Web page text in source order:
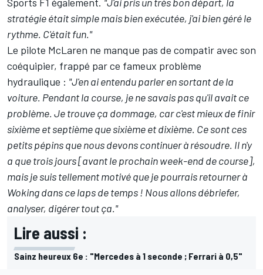
stratégie était simple mais bien exécutée, j'ai bien géré le
rythme. C'était fun."
Le pilote McLaren ne manque pas de compatir avec son
coéquipier, frappé par ce fameux problème
hydraulique : "J'en ai entendu parler en sortant de la
voiture. Pendant la course, je ne savais pas qu'il avait ce
problème. Je trouve ça dommage, car c'est mieux de finir
sixième et septième que sixième et dixième. Ce sont ces
petits pépins que nous devons continuer à résoudre. Il n'y
a que trois jours [avant le prochain week-end de course],
mais je suis tellement motivé que je pourrais retourner à
Woking dans ce laps de temps ! Nous allons débriefer,
analyser, digérer tout ça."
Lire aussi :
Sainz heureux 6e : "Mercedes à 1 seconde ; Ferrari à 0,5"